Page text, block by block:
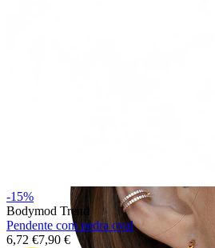
-15%
Bodymod Trend
Pendente com pedra oval
6,72 €7,90 €